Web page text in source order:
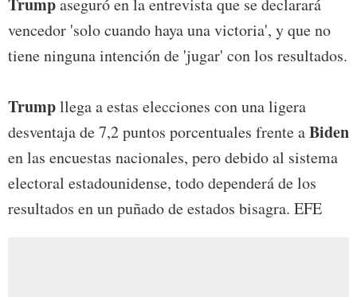
Trumpaseguró en la entrevista que se declarará
vencedor 'solo cuando haya una victoria', y que no
tiene ninguna intención de 'jugar' con los resultados.
Trumpllega a estas elecciones con una ligera
desventaja de 7,2 puntos porcentuales frente aBiden
en las encuestas nacionales, pero debido al sistema
electoral estadounidense, todo dependerá de los
resultados en un puñado de estados bisagra. EFE